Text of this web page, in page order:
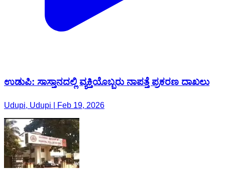
ಉಡುಪಿ: ಸಾಸ್ತಾನದಲ್ಲಿ ವ್ಯಕ್ತಿಯೊಬ್ಬರು ನಾಪತ್ತೆ ಪ್ರಕರಣ ದಾಖಲು
Udupi, Udupi | Feb 19, 2026